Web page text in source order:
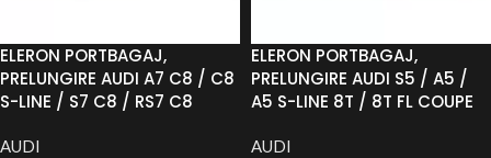
ELERON PORTBAGAJ,
PRELUNGIRE AUDI A7 C8 / C8
S-LINE / S7 C8 / RS7 C8
AUDI
ELERON PORTBAGAJ,
PRELUNGIRE AUDI S5 / A5 /
A5 S-LINE 8T / 8T FL COUPE
AUDI